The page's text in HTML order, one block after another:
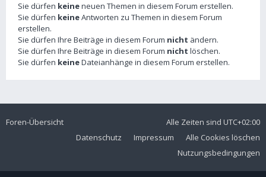
Sie dürfen keineneuen Themen in diesem Forum erstellen.
Sie dürfen keineAntworten zu Themen in diesem Forum
erstellen.
Sie dürfen Ihre Beiträge in diesem Forum nicht ändern.
Sie dürfen Ihre Beiträge in diesem Forum nicht löschen.
Sie dürfen keineDateianhänge in diesem Forum erstellen.
Foren-Übersicht Alle Zeiten sind UTC+02:00
Alle Cookies löschen
Impressum
Datenschutz
Nutzungsbedingungen